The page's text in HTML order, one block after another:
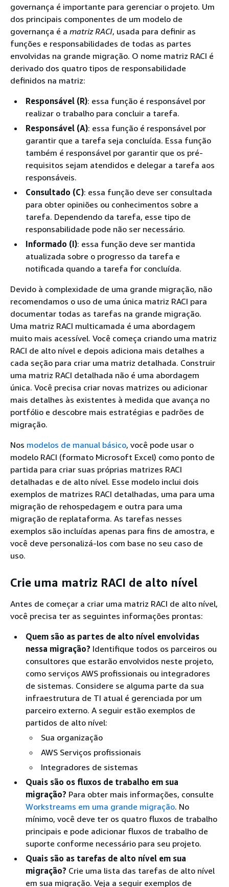
governança é importante para gerenciar o projeto. Um
dos principais componentes de um modelo de
governança é a matriz RACI, usada para definir as
funções e responsabilidades de todas as partes
envolvidas na grande migração. O nome matriz RACI é
derivado dos quatro tipos de responsabilidade
definidos na matriz:
Responsável (R): essa função é responsável por
realizar o trabalho para concluir a tarefa.
Responsável (A): essa função é responsável por
garantir que a tarefa seja concluída. Essa função
também é responsável por garantir que os pré-
requisitos sejam atendidos e delegar a tarefa aos
responsáveis.
Consultado (C): essa função deve ser consultada
para obter opiniões ou conhecimentos sobre a
tarefa. Dependendo da tarefa, esse tipo de
responsabilidade pode não ser necessário.
Informado (I): essa função deve ser mantida
atualizada sobre o progresso da tarefa e
notificada quando a tarefa for concluída.
Devido à complexidade de uma grande migração, não
recomendamos o uso de uma única matriz RACI para
documentar todas as tarefas na grande migração.
Uma matriz RACI multicamada é uma abordagem
muito mais acessível. Você começa criando uma matriz
RACI de alto nível e depois adiciona mais detalhes a
cada seção para criar uma matriz detalhada. Construir
uma matriz RACI detalhada não é uma abordagem
única. Você precisa criar novas matrizes ou adicionar
mais detalhes às existentes à medida que avança no
portfólio e descobre mais estratégias e padrões de
migração.
Nos modelos de manual básico, você pode usar o
modelo RACI (formato Microsoft Excel) como ponto de
partida para criar suas próprias matrizes RACI
detalhadas e de alto nível. Esse modelo inclui dois
exemplos de matrizes RACI detalhadas, uma para uma
migração de rehospedagem e outra para uma
migração de replataforma. As tarefas nesses
exemplos são incluídas apenas para fins de amostra, e
você deve personalizá-los com base no seu caso de
uso.
Crie uma matriz RACI de alto nível
Antes de começar a criar uma matriz RACI de alto nível,
você precisa ter as seguintes informações prontas:
Quem são as partes de alto nível envolvidas
nessa migração? Identifique todos os parceiros ou
consultores que estarão envolvidos neste projeto,
como serviços AWS profissionais ou integradores
de sistemas. Considere se alguma parte da sua
infraestrutura de TI atual é gerenciada por um
parceiro externo. A seguir estão exemplos de
partidos de alto nível:
Sua organização
AWS Serviços profissionais
Integradores de sistemas
Quais são os fluxos de trabalho em sua
migração? Para obter mais informações, consulte
Workstreams em uma grande migração. No
mínimo, você deve ter os quatro fluxos de trabalho
principais e pode adicionar fluxos de trabalho de
suporte conforme necessário para seu projeto.
Quais são as tarefas de alto nível em sua
migração? Crie uma lista das tarefas de alto nível
em sua migração. Veja a seguir exemplos de